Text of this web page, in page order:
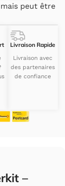
peut être
Livraison Rapide
Livraison avec
des partenaires
de confiance
–